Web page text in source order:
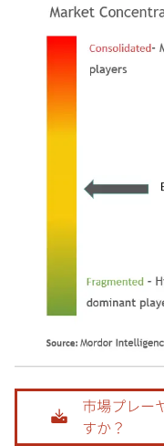
画像 © Mordor Intelligence。